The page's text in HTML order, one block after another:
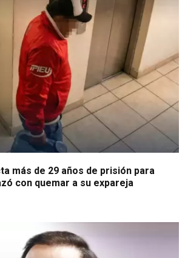
más de 29 años de prisión para
con quemar a su expareja